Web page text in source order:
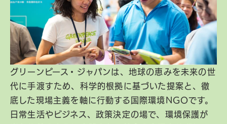
グリーンピース・ジャパンは、地球の恵みを未来の世
代に手渡すため、科学的根拠に基づいた提案と、徹
底した現場主義を軸に行動する国際環境NGOです。
日常生活やビジネス、政策決定の場で、環境保護が